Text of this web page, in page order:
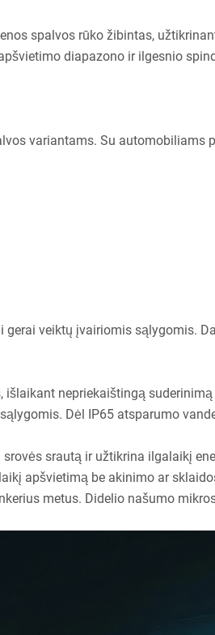
spalvos rūko žibintas,
diapazono ir ilgesnio
variantams. Su automobiliams
veiktų įvairiomis sąlygomis.
nepriekaištingą
Dėl IP65 atsparumo
srautą ir užtikrina ilgalaikį
apšvietimą be akinimo ar
metus. Didelio našumo